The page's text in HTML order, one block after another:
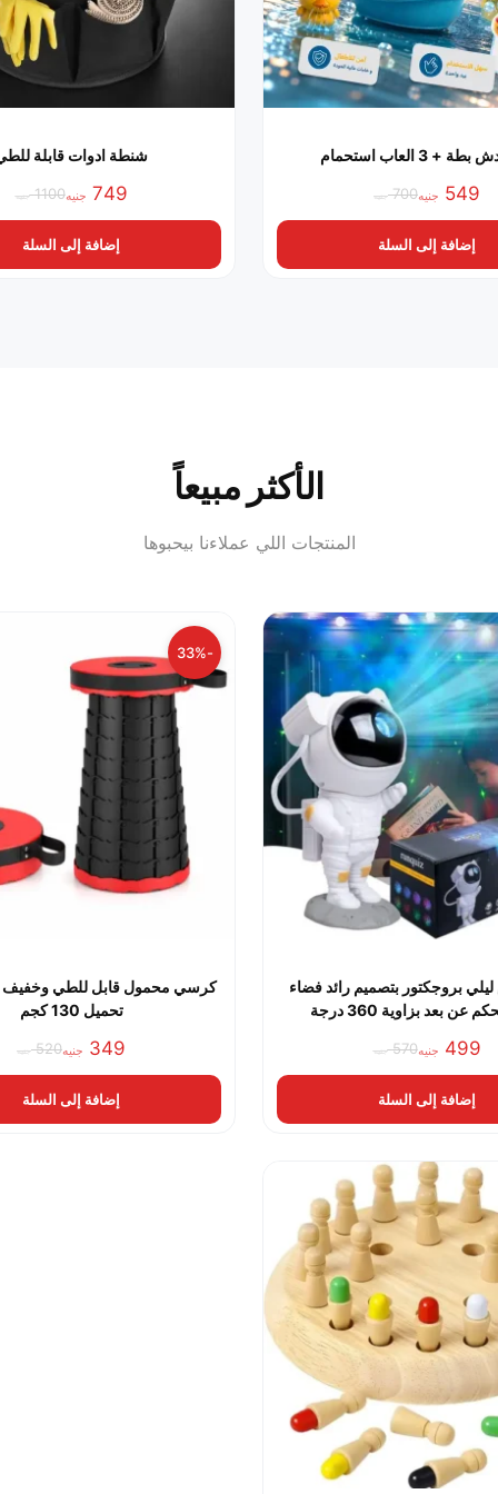
العاب استحمام
700 جنيه
السعر
الأصلي
هو:
549 جنيه
السعر
الحالي
هو:
إضافة إلى السلة
شنطة ادوات قابلة
1100 جنيه
السعر
الأصلي
هو:
749 جنيه
السعر
الحالي
هو:
إضافة إلى السلة
الأكثر مبيعاً
المنتجات اللي عملاءنا بيحبوها
بروجكتور بتصميم رائد فضاء
عن بعد بزاوية 360 درجة
570 جنيه
السعر
الأصلي
هو:
499 جنيه
السعر
الحالي
هو:
إضافة إلى السلة
-33%
كرسي محمول قابل للطي وخفيف
تحميل 130 كجم
520 جنيه
السعر
الأصلي
هو:
349 جنيه
السعر
الحالي
هو:
إضافة إلى السلة